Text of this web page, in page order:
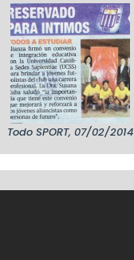
Todo SPORT, 07/02/2014